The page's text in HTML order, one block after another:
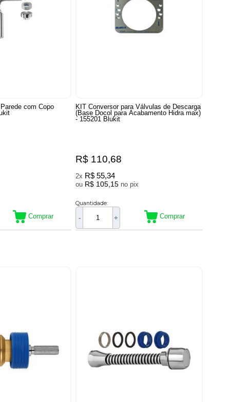
com Copo
Comprar
KIT Conversor para Válvulas de Descarga
(Base Docol para Acabamento Hidra max)
- 155201 Blukit
R$ 110,68
2x R$ 55,34
ou R$ 105,15 no pix
Quantidade:
- + Comprar